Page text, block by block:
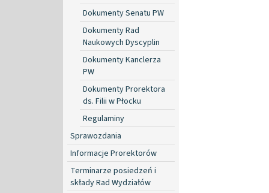
Dokumenty Senatu PW
Dokumenty Rad
Naukowych Dyscyplin
Dokumenty Kanclerza
PW
Dokumenty Prorektora
ds. Filii w Płocku
Regulaminy
Sprawozdania
Informacje Prorektorów
Terminarze posiedzeń i
składy Rad Wydziałów